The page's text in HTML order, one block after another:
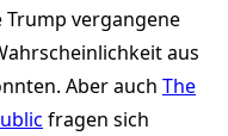
Trump vergangene
aus
Aber auch The
fragen sich